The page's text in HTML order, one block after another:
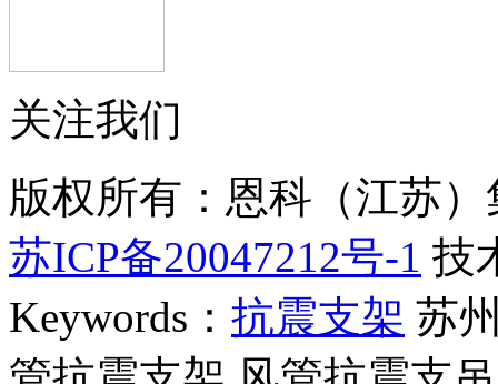
关注我们
版权所有：恩科（江苏
苏ICP备20047212号-1 技
Keywords： 抗震支架 苏